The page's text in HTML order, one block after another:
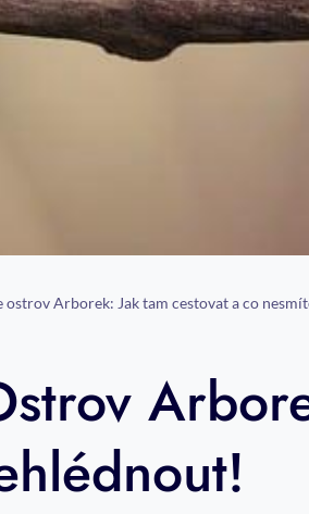
ostrov Arborek: Jak tam cestovat a co